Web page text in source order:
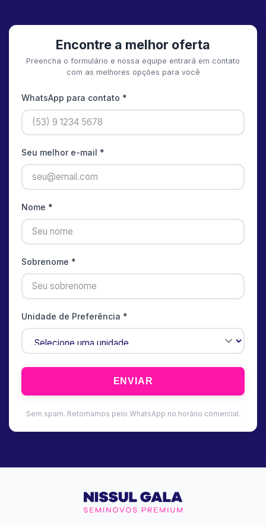
Encontre a melhor oferta
Preencha o formulário e nossa equipe entrará em contato
com as melhores opções para você
WhatsApp para contato *
Seu melhor e-mail *
Nome *
Sobrenome *
Unidade de Preferência *
ENVIAR
Sem spam. Retornamos pelo WhatsApp no horário comercial.